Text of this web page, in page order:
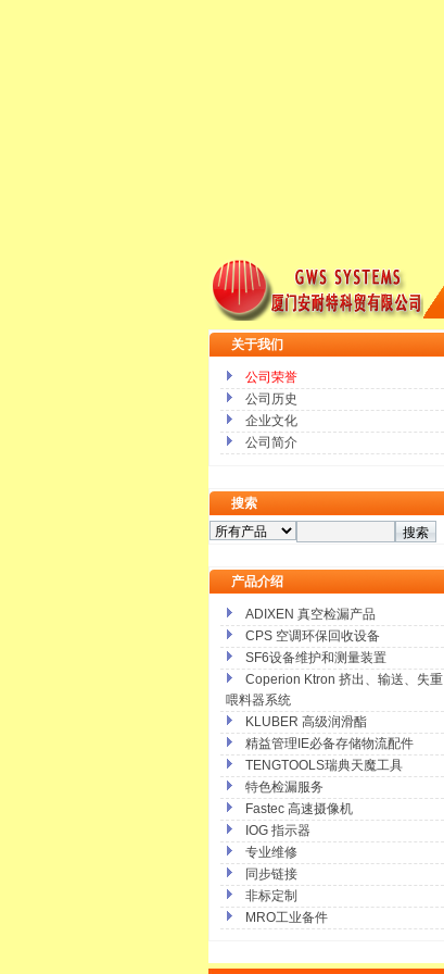
关于我们
公司荣誉
公司历史
企业文化
公司简介
搜索
产品介绍
ADIXEN 真空检漏产品
CPS 空调环保回收设备
SF6设备维护和测量装置
Coperion Ktron 挤出、输送、失重
喂料器系统
KLUBER 高级润滑酯
精益管理IE必备存储物流配件
TENGTOOLS瑞典天魔工具
特色检漏服务
Fastec 高速摄像机
IOG 指示器
专业维修
同步链接
非标定制
MRO工业备件